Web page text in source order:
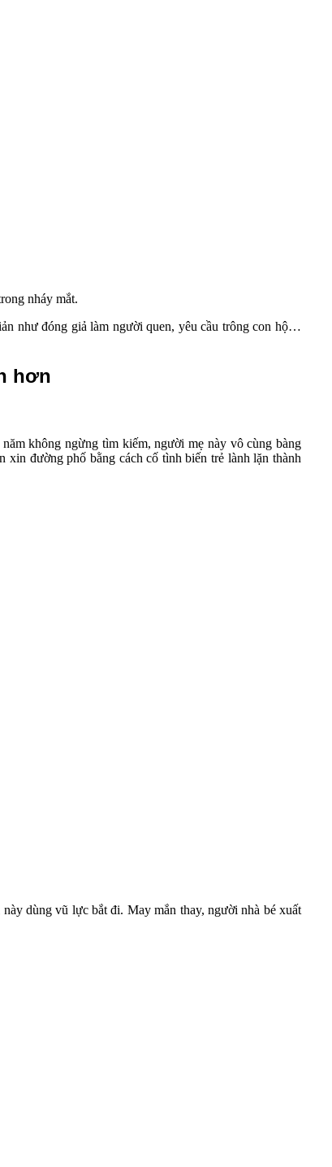
nháy mắt.
như đóng giả làm người quen, yêu cầu trông con hộ…
hơn
không ngừng tìm kiếm, người mẹ này vô cùng bàng
xin đường phố bằng cách cố tình biến trẻ lành lặn thành
dùng vũ lực bắt đi. May mắn thay, người nhà bé xuất